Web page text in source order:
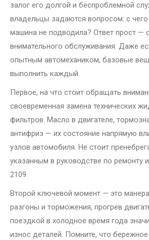
залог его долгой и беспроблемной
владельцы задаются вопросом: с
машина не подводила? Ответ прост —
внимательного обслуживания. Даже
опытным автомехаником, базовые
выполнить каждый.
Первое, на что стоит обращать
своевременная замена технических
фильтров. Масло в двигателе,
антифриз — их состояние напрямую
узлов автомобиля. Не стоит
указанным в руководстве по ремонту
2109.
Второй ключевой момент — это
разгоны и торможения, прогрев
поездкой в холодное время года
износ деталей. Помните, что